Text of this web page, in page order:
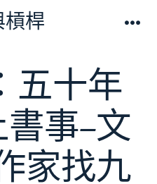
槓桿
五十年
事–文
家找九